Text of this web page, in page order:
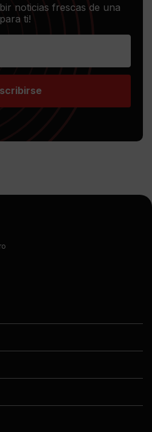
noticias frescas de una
ti!